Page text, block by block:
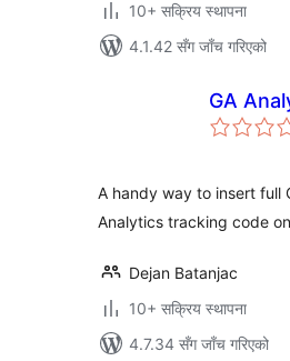
10+ सक्रिय स्थापना
4.1.42 सँग जाँच गरिएको
GA
A handy way to insert full
Analytics tracking code
Dejan Batanjac
10+ सक्रिय स्थापना
4.7.34 सँग जाँच गरिएको